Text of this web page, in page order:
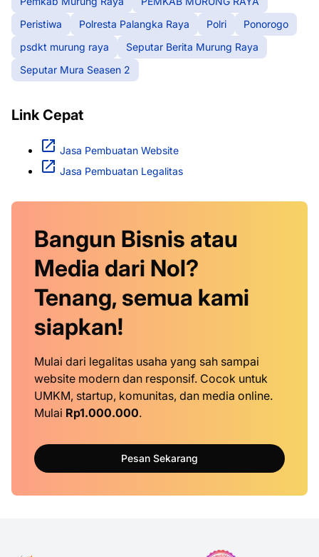
Peristiwa
Polresta Palangka Raya Polri
Ponorogo
psdkt murung raya
Seputar Berita Murung Raya
Seputar Mura Seasen 2
Link Cepat
Jasa Pembuatan Website
Jasa Pembuatan Legalitas
Bangun Bisnis atau
Media dari Nol?
Tenang, semua kami
siapkan!
Mulai dari legalitas usaha yang sah sampai
website modern dan responsif. Cocok untuk
UMKM, startup, komunitas, dan media online.
Mulai Rp1.000.000.
Pesan Sekarang